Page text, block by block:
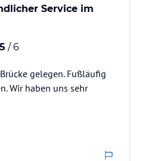
Service im
5 / 6
gelegen. Fußläufig
Wir haben uns sehr